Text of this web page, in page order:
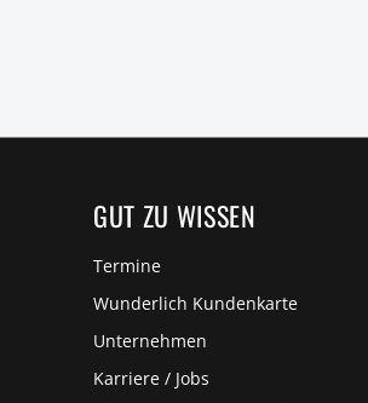
GUT ZU WISSEN
Termine
Wunderlich Kundenkarte
Unternehmen
Karriere / Jobs